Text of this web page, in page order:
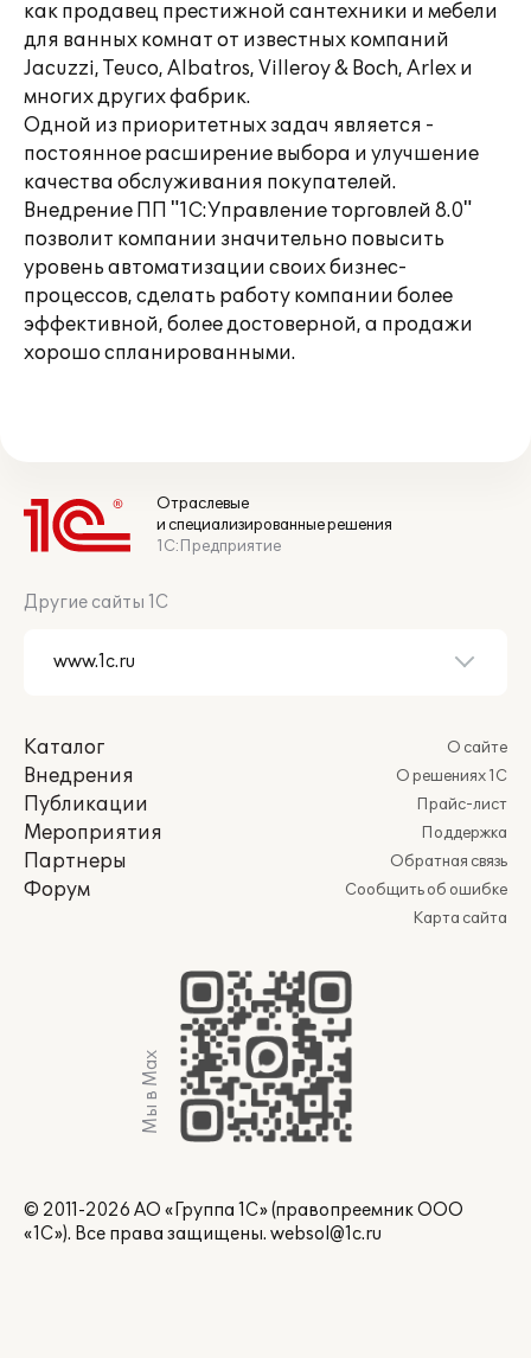
как продавец престижной сантехники и мебели
для ванных комнат от известных компаний
Jacuzzi, Teuco, Albatros, Villeroy & Boch, Arlex и
многих других фабрик.
Одной из приоритетных задач является -
постоянное расширение выбора и улучшение
качества обслуживания покупателей.
Внедрение ПП "1С:Управление торговлей 8.0"
позволит компании значительно повысить
уровень автоматизации своих бизнес-
процессов, сделать работу компании более
эффективной, более достоверной, а продажи
хорошо спланированными.
Отраслевые
и специализированные решения
1С:Предприятие
Другие сайты 1С
Каталог
Внедрения
Публикации
Мероприятия
Партнеры
Форум
О сайте
О решениях 1С
Прайс-лист
Поддержка
Обратная связь
Сообщить об ошибке
Карта сайта
Мы в Max
© 2011-2026 АО «Группа 1С» (правопреемник ООО
«1С»). Все права защищены. websol@1c.ru